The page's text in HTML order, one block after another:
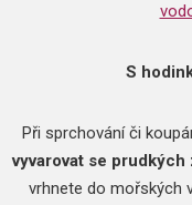
S
Při sprchování či
vyvarovat se
vrhnete do mořských